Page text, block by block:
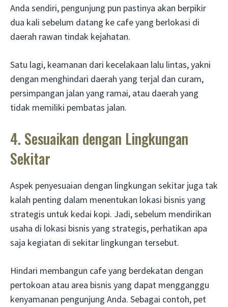
Anda sendiri, pengunjung pun pastinya akan berpikir
dua kali sebelum datang ke cafe yang berlokasi di
daerah rawan tindak kejahatan.
Satu lagi, keamanan dari kecelakaan lalu lintas, yakni
dengan menghindari daerah yang terjal dan curam,
persimpangan jalan yang ramai, atau daerah yang
tidak memiliki pembatas jalan.
4. Sesuaikan dengan Lingkungan
Sekitar
Aspek penyesuaian dengan lingkungan sekitar juga tak
kalah penting dalam menentukan lokasi bisnis yang
strategis untuk kedai kopi. Jadi, sebelum mendirikan
usaha di lokasi bisnis yang strategis, perhatikan apa
saja kegiatan di sekitar lingkungan tersebut.
Hindari membangun cafe yang berdekatan dengan
pertokoan atau area bisnis yang dapat mengganggu
kenyamanan pengunjung Anda. Sebagai contoh, pet